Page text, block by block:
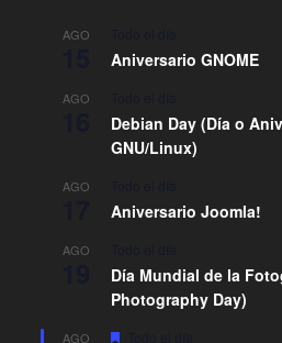
AGO
Aniversario GNOME
AGO
Debian Day (Día o
GNU/Linux)
AGO
Aniversario Joomla!
AGO
Día Mundial de la
Photography Day)
AGO